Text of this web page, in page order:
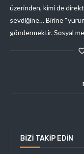
üzerinden, kimi de direkt
sevdiğine… Birine
göndermektir. Sosyal
BIZI TAKIP EDIN